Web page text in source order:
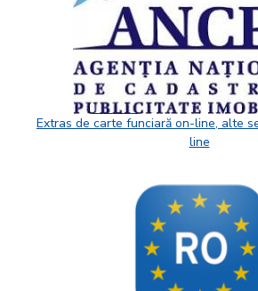
Extras de carte funciară on-line, alte
line